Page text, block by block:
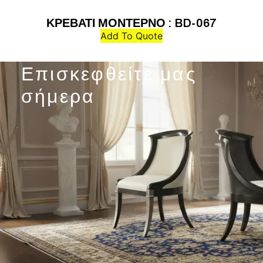
ΚΡΕΒΑΤΙ ΜΟΝΤΕΡΝΟ : BD-067
Add To Quote
Επισκεφθείτε μας
σήμερα